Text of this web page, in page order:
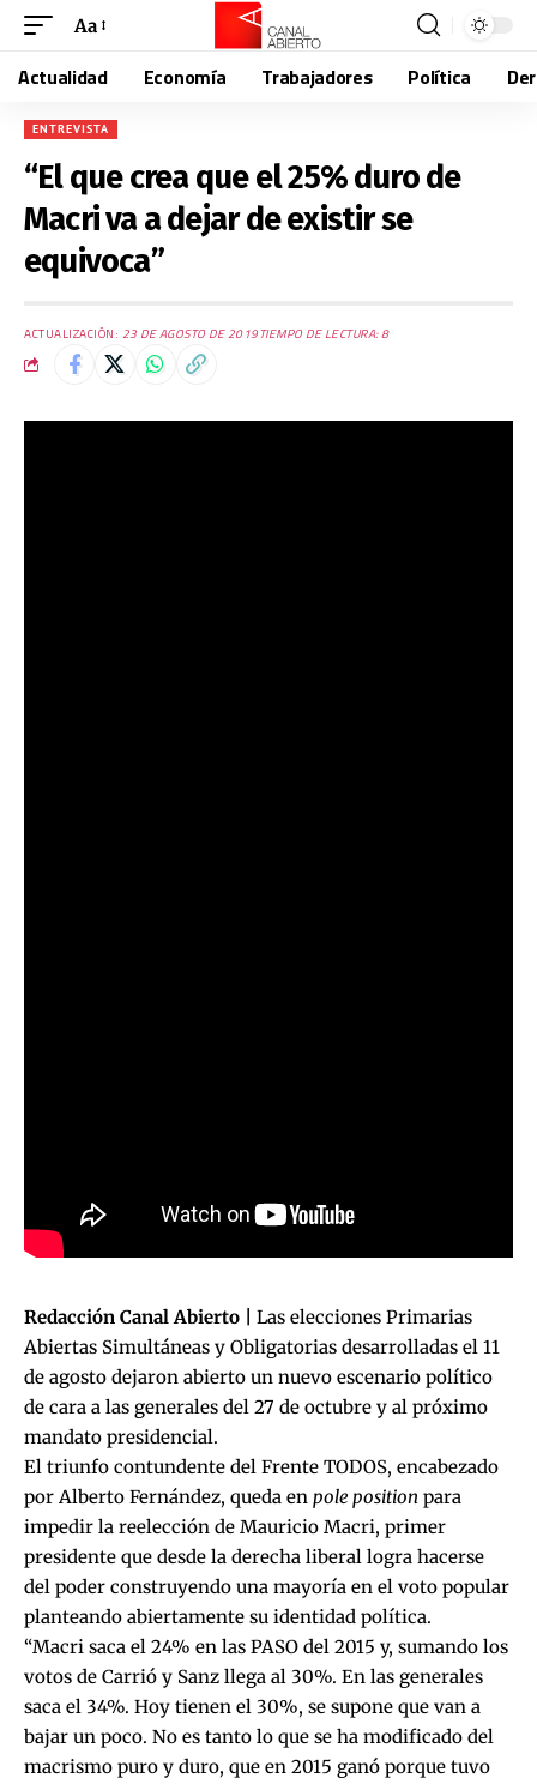
Aa
Actualidad Economía Trabajadores Política
ENTREVISTA
“El que crea que el 25% duro de
Macri va a dejar de existir se
equivoca”
ACTUALIZACIÓN: 23 DE AGOSTO DE 2019TIEMPO DE LECTURA: 8
Redacción Canal Abierto |
Las elecciones Primarias
Abiertas Simultáneas y Obligatorias desarrolladas el 11
de agosto dejaron abierto un nuevo escenario político
de cara a las generales del 27 de octubre y al próximo
mandato presidencial.
El triunfo contundente del Frente TODOS, encabezado
por Alberto Fernández, queda en pole position para
impedir la reelección de Mauricio Macri, primer
presidente que desde la derecha liberal logra hacerse
del poder construyendo una mayoría en el voto popular
planteando abiertamente su identidad política.
“Macri saca el 24% en las PASO del 2015 y, sumando los
votos de Carrió y Sanz llega al 30%. En las generales
saca el 34%. Hoy tienen el 30%, se supone que van a
bajar un poco. No es tanto lo que se ha modificado del
macrismo puro y duro, que en 2015 ganó porque tuvo